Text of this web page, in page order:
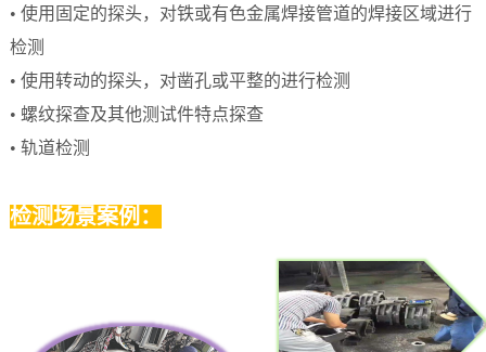
• 使用固定的探头，对铁或有色金属焊接管道的焊接区域进行
检测
• 使用转动的探头，对凿孔或平整的进行检测
• 螺纹探查及其他测试件特点探查
• 轨道检测
检测场景案例：